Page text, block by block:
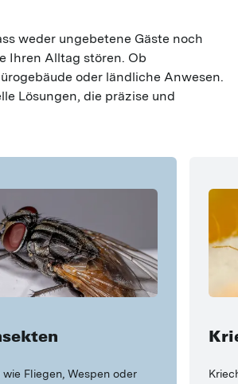
weder ungebetene Gäste noch
Ihren Alltag stören. Ob
oder ländliche Anwesen.
Lösungen, die präzise und
Fliegen, Wespen oder